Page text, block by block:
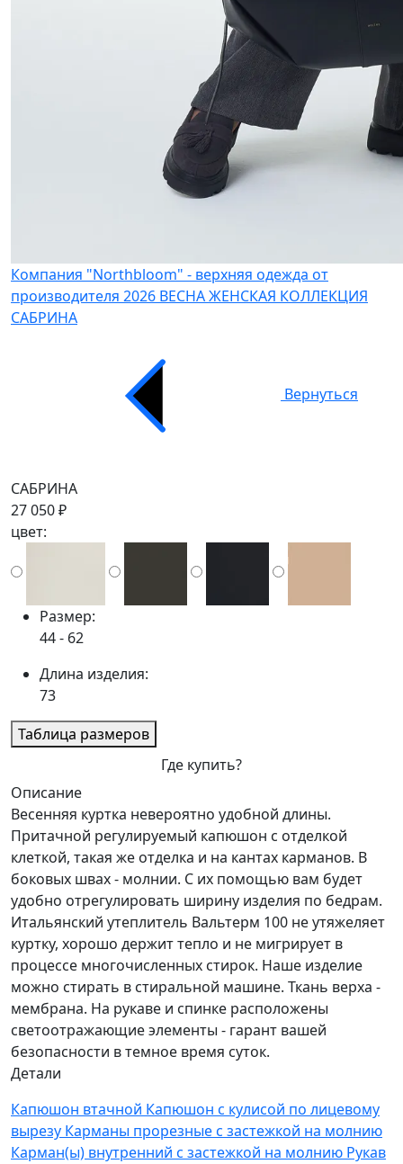
Компания "Northbloom" - верхняя одежда от
производителя 2026 ВЕСНА ЖЕНСКАЯ КОЛЛЕКЦИЯ
САБРИНА
Вернуться
САБРИНА
27 050 ₽
цвет:
Размер:
44 - 62
Длина изделия:
73
Таблица размеров
Где купить?
Описание
Весенняя куртка невероятно удобной длины.
Притачной регулируемый капюшон с отделкой
клеткой, такая же отделка и на кантах карманов. В
боковых швах - молнии. С их помощью вам будет
удобно отрегулировать ширину изделия по бедрам.
Итальянский утеплитель Вальтерм 100 не утяжеляет
куртку, хорошо держит тепло и не мигрирует в
процессе многочисленных стирок. Наше изделие
можно стирать в стиральной машине. Ткань верха -
мембрана. На рукаве и спинке расположены
светоотражающие элементы - гарант вашей
безопасности в темное время суток.
Детали
Капюшон втачной Капюшон с кулисой по лицевому
вырезу Карманы прорезные с застежкой на молнию
Карман(ы) внутренний с застежкой на молнию Рукав